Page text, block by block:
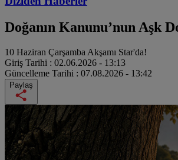
Doğanın Kanunu’nun Aşk
10 Haziran Çarşamba Akşamı Star'da!
Giriş Tarihi : 02.06.2026 - 13:13
Güncelleme Tarihi : 07.08.2026 - 13:42
Paylaş